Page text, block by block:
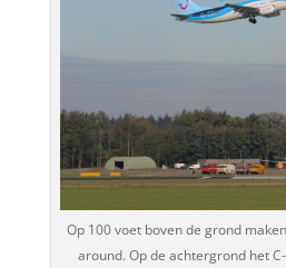
Op 100 voet boven de grond
around. Op de achtergrond het